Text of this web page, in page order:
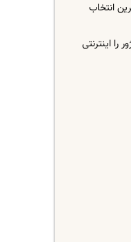
آلمان در سال 2024 بهترین انتخاب
را اینترنتی